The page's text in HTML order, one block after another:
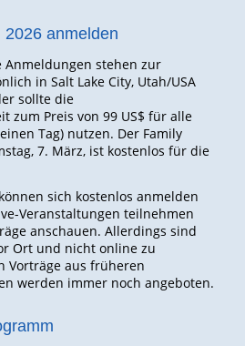
2026 anmelden
stehen zur
in Salt Lake City, Utah/USA
sollte die
zum Preis von 99 US$ für alle
Tag) nutzen. Der Family
7. März, ist kostenlos für die
sich kostenlos anmelden
Veranstaltungen teilnehmen
anschauen. Allerdings sind
Ort und nicht online zu
Vorträge aus früheren
werden immer noch angeboten.